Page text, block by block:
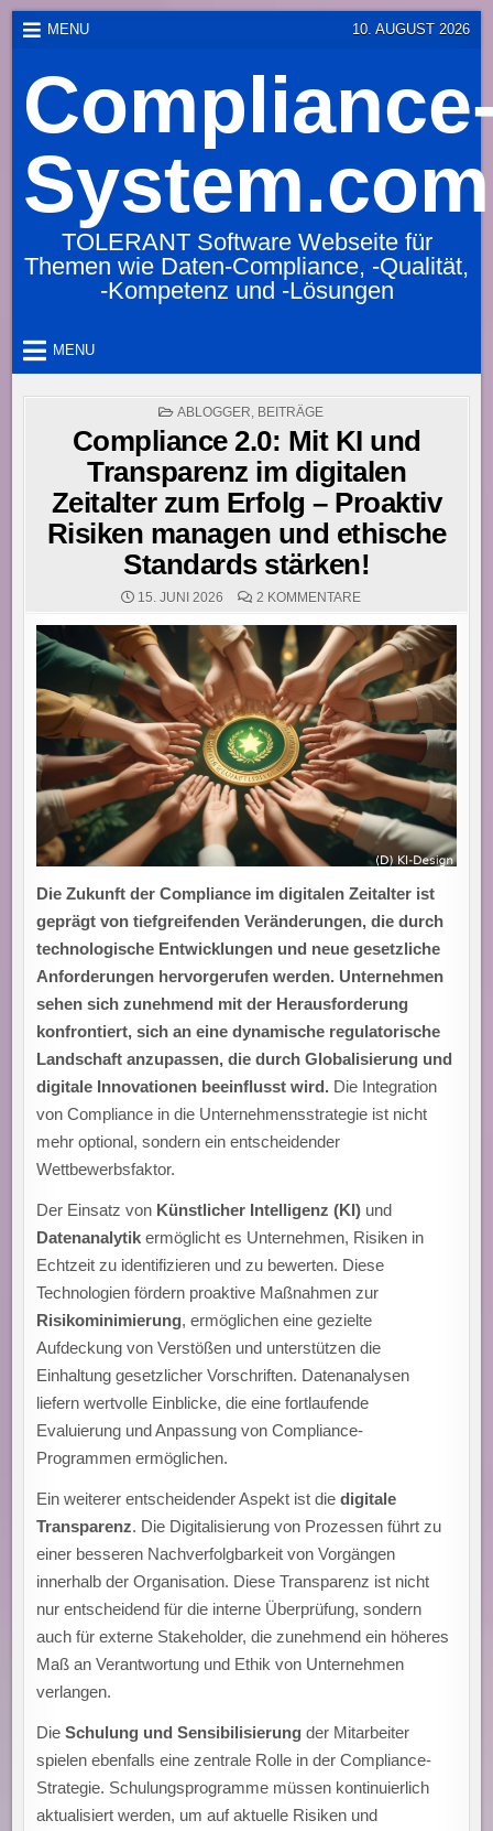
Skip
content
MENU 10. AUGUST 2026
System.com
TOLERANT Software Webseite für
Themen wie Daten-Compliance, -Qualität,
-Kompetenz und -Lösungen
MENU
POSTED
ABLOGGER, BEITRÄGE
Compliance 2.0: Mit KI und
Transparenz im digitalen
Zeitalter zum Erfolg – Proaktiv
Risiken managen und ethische
Standards stärken!
15. JUNI 2026 2 KOMMENTAREZU
2.0:
MIT
KI
UND
TRANSPARENZ
IM
DIGITALEN
ZEITALTER
ZUM
ERFOLG
–
PROAKTIV
RISIKEN
MANAGEN
UND
ETHISCHE
STANDARDS
STÄRKEN!
Die Zukunft der Compliance im digitalen Zeitalter ist
geprägt von tiefgreifenden Veränderungen, die durch
technologische Entwicklungen und neue gesetzliche
Anforderungen hervorgerufen werden. Unternehmen
sehen sich zunehmend mit der Herausforderung
konfrontiert, sich an eine dynamische regulatorische
Landschaft anzupassen, die durch Globalisierung und
digitale Innovationen beeinflusst wird. Die Integration
von Compliance in die Unternehmensstrategie ist nicht
mehr optional, sondern ein entscheidender
Wettbewerbsfaktor.
Der Einsatz von Künstlicher Intelligenz (KI) und
Datenanalytik ermöglicht es Unternehmen, Risiken in
Echtzeit zu identifizieren und zu bewerten. Diese
Technologien fördern proaktive Maßnahmen zur
Risikominimierung, ermöglichen eine gezielte
Aufdeckung von Verstößen und unterstützen die
Einhaltung gesetzlicher Vorschriften. Datenanalysen
liefern wertvolle Einblicke, die eine fortlaufende
Evaluierung und Anpassung von Compliance-
Programmen ermöglichen.
Ein weiterer entscheidender Aspekt ist diedigitale
Transparenz. Die Digitalisierung von Prozessen führt zu
einer besseren Nachverfolgbarkeit von Vorgängen
innerhalb der Organisation. Diese Transparenz ist nicht
nur entscheidend für die interne Überprüfung, sondern
auch für externe Stakeholder, die zunehmend ein höheres
Maß an Verantwortung und Ethik von Unternehmen
verlangen.
DieSchulung und Sensibilisierung der Mitarbeiter
spielen ebenfalls eine zentrale Rolle in der Compliance-
Strategie. Schulungsprogramme müssen kontinuierlich
aktualisiert werden, um auf aktuelle Risiken und